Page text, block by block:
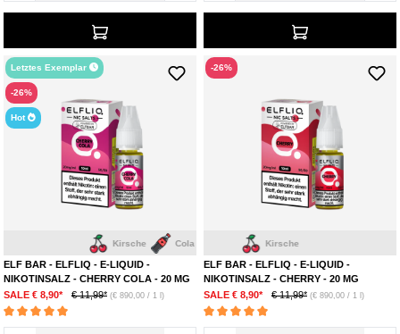
Letztes Exemplar
-26%
Hot
Cola
ELF BAR - ELFLIQ - E-LIQUID -
NIKOTINSALZ - CHERRY COLA - 20 MG
SALE € 8,90*
€ 11,99* (€ 890,00 / 1 l)
Durchschnittliche Bewertung von 5 von 5 Sternen
-26%
ELF BAR - ELFLIQ - E-LIQUID -
NIKOTINSALZ - CHERRY - 20 MG
SALE € 8,90*
€ 11,99* (€ 890,00 / 1 l)
Durchschnittliche Bewertung von 5 von 5